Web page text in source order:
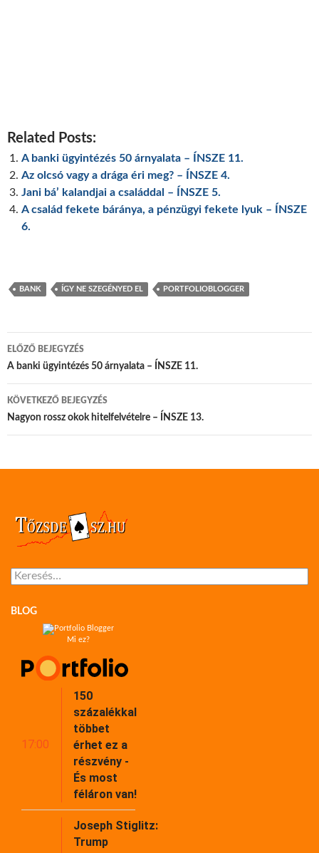
Related Posts:
A banki ügyintézés 50 árnyalata – ÍNSZE 11.
Az olcsó vagy a drága éri meg? – ÍNSZE 4.
Jani bá’ kalandjai a családdal – ÍNSZE 5.
A család fekete báránya, a pénzügyi fekete lyuk – ÍNSZE
6.
BANK ÍGY NE SZEGÉNYED EL PORTFOLIOBLOGGER
Bejegyzés
navigáció
ELŐZŐ BEJEGYZÉS
A banki ügyintézés 50 árnyalata – ÍNSZE 11.
KÖVETKEZŐ BEJEGYZÉS
Nagyon rossz okok hitelfelvételre – ÍNSZE 13.
Keresés:
BLOG
Mi ez?
17:00
150
százalékkal
többet
érhet ez a
részvény -
És most
féláron van!
Joseph Stiglitz:
Trump